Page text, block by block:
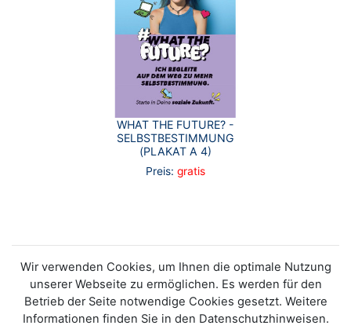
WHAT THE FUTURE? -
SELBSTBESTIMMUNG
(PLAKAT A 4)
Preis: gratis
Wir verwenden Cookies, um Ihnen die optimale Nutzung
unserer Webseite zu ermöglichen. Es werden für den
Betrieb der Seite notwendige Cookies gesetzt. Weitere
Informationen finden Sie in den Datenschutzhinweisen.